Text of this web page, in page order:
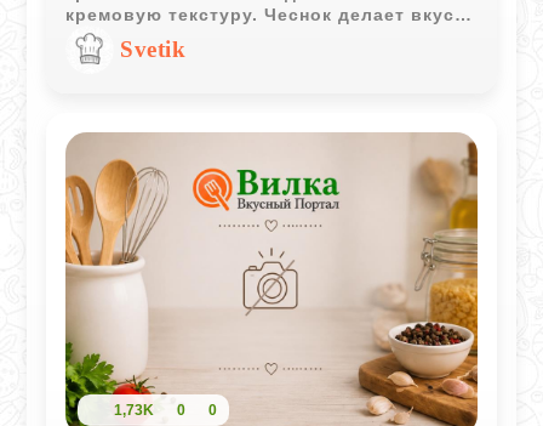
кремовую текстуру. Чеснок делает вкус
ярче, а после небольшого охлаждения
салат становится особенно цельным и
Svetik
1,73K 0 0